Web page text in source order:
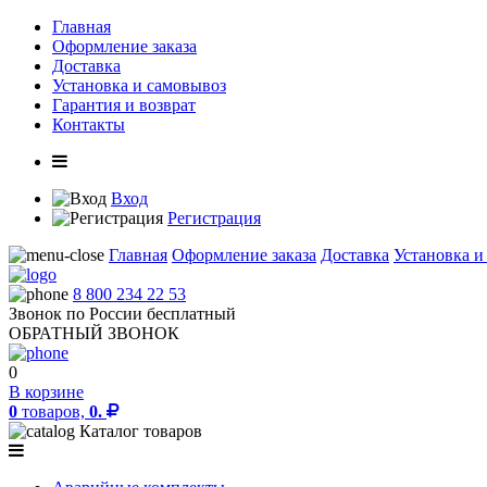
Главная
Оформление заказа
Доставка
Установка и самовывоз
Гарантия и возврат
Контакты
Вход
Регистрация
Главная Оформление заказа Доставка Установка
8 800 234 22 53
Звонок по России бесплатный
ОБРАТНЫЙ ЗВОНОК
0
В корзине
0 товаров, 0.
Каталог товаров